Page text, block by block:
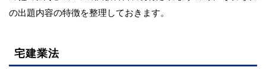
の出題内容の特徴を整理しておきます。
宅建業法